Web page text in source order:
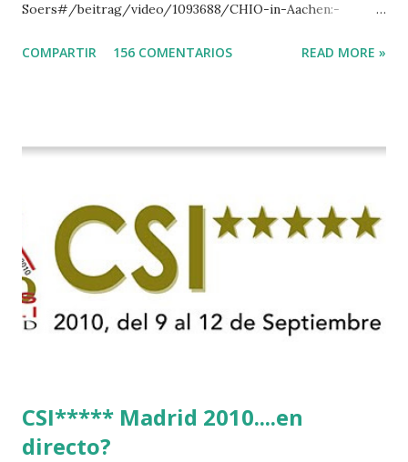
Soers#/beitrag/video/1093688/CHIO-in-Aachen:-
COMPARTIR 156 COMENTARIOS READ MORE »
CSI***** Madrid 2010....en
directo?